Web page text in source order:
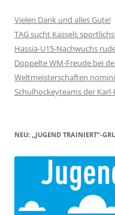
Vielen Dank und alles Gute!
TAG sucht Kassels
Hassia-U15-Nachwuchs
Doppelte WM-Freude bei
Weltmeisterschaften
Schulhockeyteams der
NEU: „JUGEND TRAINIERT“-